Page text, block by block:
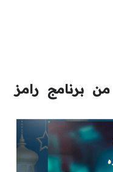
إجابة سؤال الحلقة 22 من برنامج رامز